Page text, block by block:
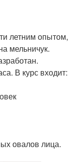
летним опытом,
мельничук.
В курс входит:
овалов лица.